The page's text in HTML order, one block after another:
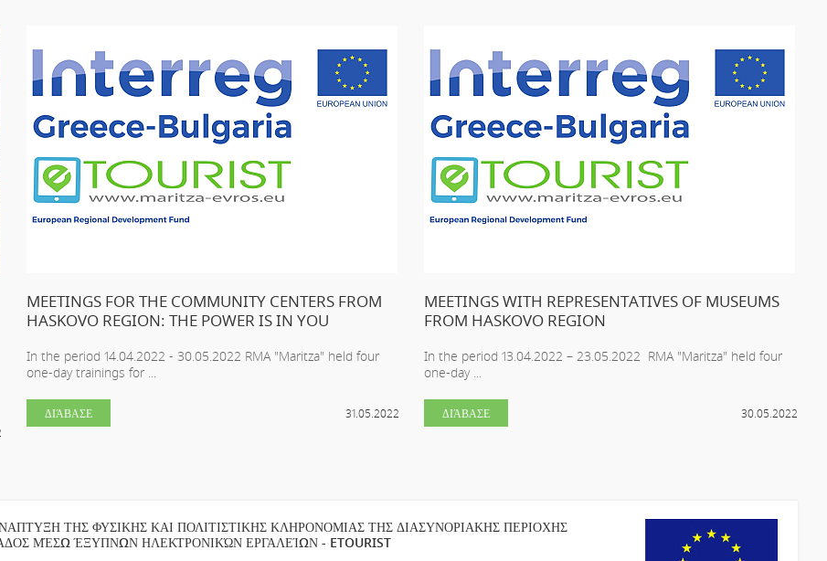
MEETINGS FOR THE COMMUNITY CENTERS FROM
HASKOVO REGION: THE POWER IS IN YOU
In the period 14.04.2022 - 30.05.2022 RMA "Maritza" held four
one-day trainings for ...
31.05.2022
ΔΙΆΒΑΣΕ
MEETINGS WITH REPRESENTATIVES OF MUSEUMS
FROM HASKOVO REGION
In the period 13.04.2022 – 23.05.2022 RMA "Maritza" held four
one-day ...
30.05.2022
ΔΙΆΒΑΣΕ
ΤΗΣ ΦΥΣΙΚΗΣ ΚΑΙ ΠΟΛΙΤΙΣΤΙΚΗΣ ΚΛΗΡΟΝΟΜΙΑΣ ΤΗΣ ΔΙΑΣΥΝΟΡΙΑΚΗΣ ΠΕΡΙΟΧΗΣ
ΜΈΣΩ ΈΞΥΠΝΩΝ ΗΛΕΚΤΡΟΝΙΚΏΝ ΕΡΓΑΛΕΊΩΝ - ETOURIST